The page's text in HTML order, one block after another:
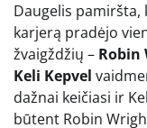
Daugelis pamiršta,
karjerą pradėjo
žvaigždžių – Robin
Keli Kepvel
dažnai keičiasi ir
būtent Robin